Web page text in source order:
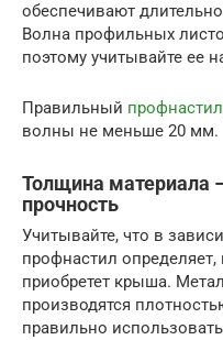
обеспечивают
Волна профильных
поэтому учитывайте ее
Правильный
волны не меньше 20 мм.
Толщина материала
прочность
Учитывайте, что в
профнастил
приобретет крыша.
производятся
правильно